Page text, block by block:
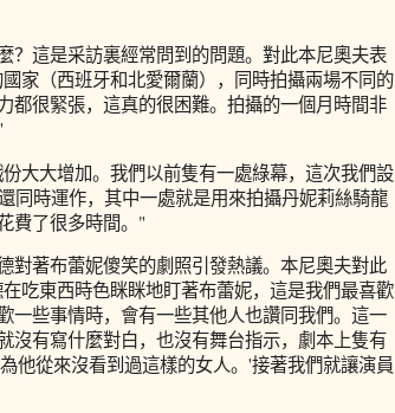
？這是采訪裏經常問到的問題。對此本尼奧夫表
家（西班牙和北愛爾蘭），同時拍攝兩場不同的
都很緊張，這真的很困難。拍攝的一個月時間非
大大增加。我們以前隻有一處綠幕，這次我們設
同時運作，其中一處就是用來拍攝丹妮莉絲騎龍
費了很多時間。"
對著布蕾妮傻笑的劇照引發熱議。本尼奧夫對此
吃東西時色眯眯地盯著布蕾妮，這是我們最喜歡
一些事情時，會有一些其他人也讚同我們。這一
沒有寫什麼對白，也沒有舞台指示，劇本上隻有
他從來沒看到過這樣的女人。'接著我們就讓演員